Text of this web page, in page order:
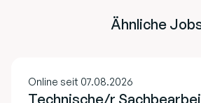
Ähnliche
Online seit 07.08.2026
Technische/r